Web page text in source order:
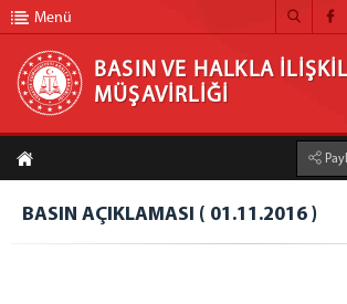
BASIN VE HALKLA İLİŞKİLER MÜŞAVİRLİĞİ
ANA SAYFA
MÜŞAVİRLİĞİMİZ
Menü
BASIN VE HALKLA
MÜŞAVİRLİĞİ
BASIN AÇIKLAMASI ( 01.11.2016 )